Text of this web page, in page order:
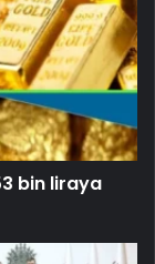
bin liraya